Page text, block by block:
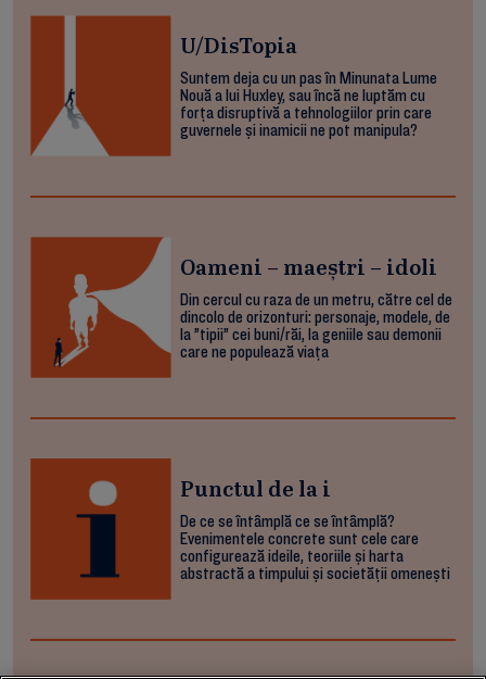
U/DisTopia
Suntem deja cu un pas în Minunata Lume
Nouă a lui Huxley, sau încă ne luptăm cu
forța disruptivă a tehnologiilor prin care
guvernele și inamicii ne pot manipula?
Oameni – maeștri – idoli
Din cercul cu raza de un metru, către cel de
dincolo de orizonturi: personaje, modele, de
la ”tipii” cei buni/răi, la geniile sau demonii
care ne populează viața
Punctul de la i
De ce se întâmplă ce se întâmplă?
Evenimentele concrete sunt cele care
configurează ideile, teoriile și harta
abstractă a timpului și societății omenești